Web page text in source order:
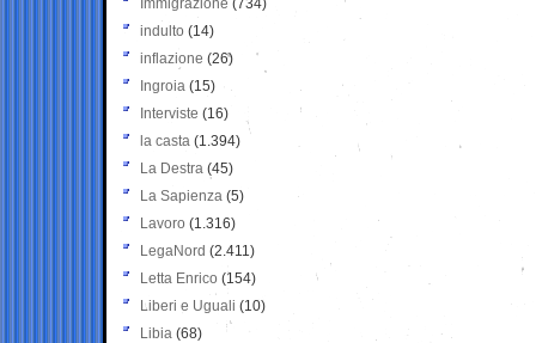
Immigrazione (734)
indulto (14)
inflazione (26)
Ingroia (15)
Interviste (16)
la casta (1.394)
La Destra (45)
La Sapienza (5)
Lavoro (1.316)
LegaNord (2.411)
Letta Enrico (154)
Liberi e Uguali (10)
Libia (68)